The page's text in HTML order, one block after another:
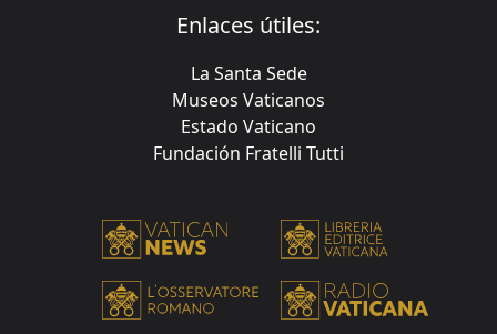
Enlaces útiles:
La Santa Sede
Museos Vaticanos
Estado Vaticano
Fundación Fratelli Tutti